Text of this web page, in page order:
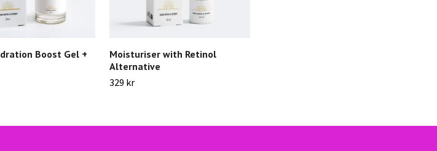
Boost Gel +
Moisturiser with Retinol
Alternative
329 kr